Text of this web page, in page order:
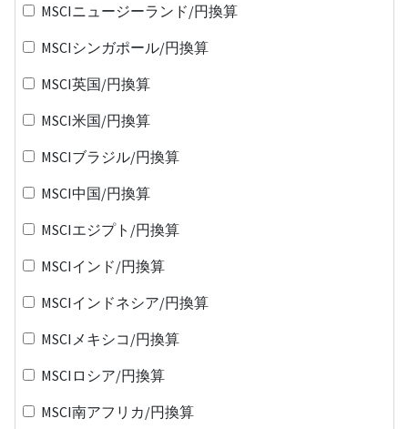
MSCIニュージーランド/円換算
MSCIシンガポール/円換算
MSCI英国/円換算
MSCI米国/円換算
MSCIブラジル/円換算
MSCI中国/円換算
MSCIエジプト/円換算
MSCIインド/円換算
MSCIインドネシア/円換算
MSCIメキシコ/円換算
MSCIロシア/円換算
MSCI南アフリカ/円換算